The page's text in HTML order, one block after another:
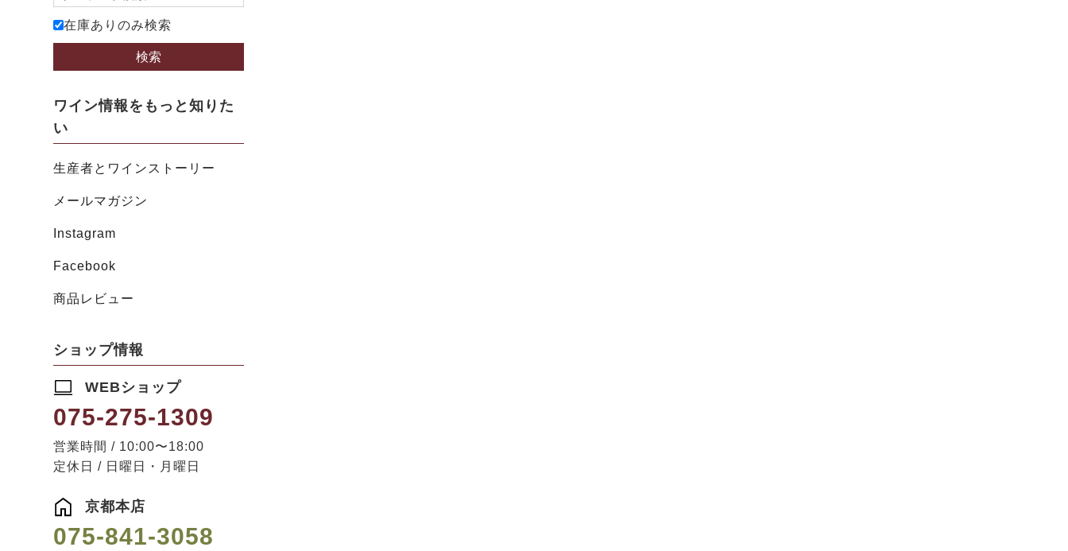
在庫ありのみ検索
検索
ワイン情報をもっと知りた
い
生産者とワインストーリー
メールマガジン
Instagram
Facebook
商品レビュー
ショップ情報
WEBショップ
075-275-1309
営業時間 / 10:00〜18:00
定休日 / 日曜日・月曜日
京都本店
075-841-3058